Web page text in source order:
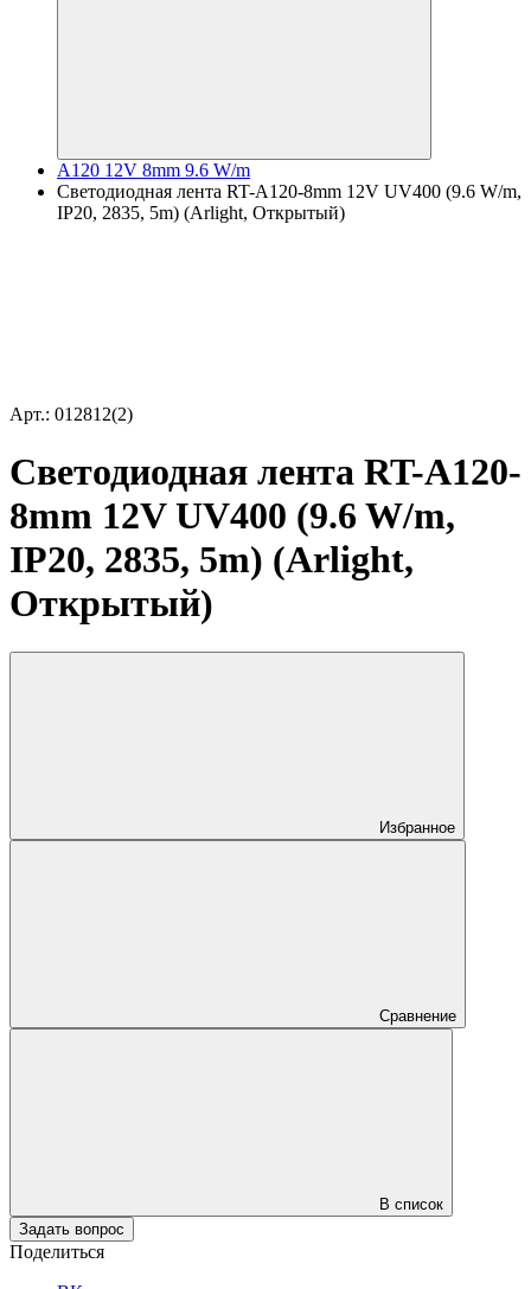
A120 12V 8mm 9.6 W/m
Светодиодная лента RT-A120-8mm 12V UV400 (9.6 W/m,
IP20, 2835, 5m) (Arlight, Открытый)
Арт.: 012812(2)
Светодиодная лента RT-A120-
8mm 12V UV400 (9.6 W/m,
IP20, 2835, 5m) (Arlight,
Открытый)
Избранное
Сравнение
В список
Задать вопрос
Поделиться